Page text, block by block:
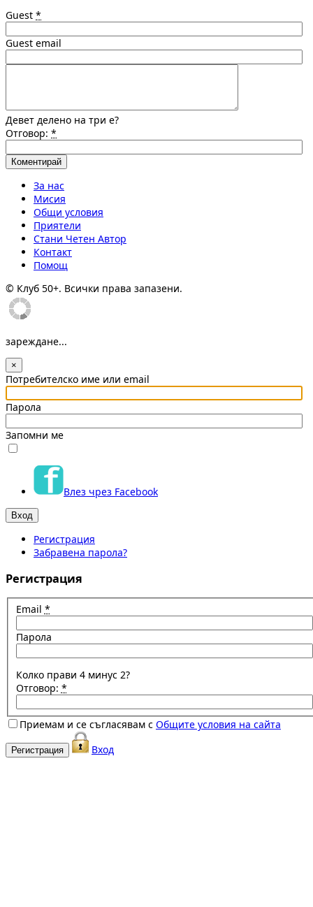
Guest *
Guest email
Девет делено на три е?
Отговор: *
За нас
Мисия
Общи условия
Приятели
Стани Четен Автор
Контакт
Помощ
© Клуб 50+. Всички права запазени.
зареждане...
×
Потребителско име или email
Парола
Запомни ме
Влез чрез Facebook
Регистрация
Забравена парола?
Регистрация
Email *
Парола
Колко прави 4 минус 2?
Отговор: *
Приемам и се съгласявам с Общите условия на сайта
Вход